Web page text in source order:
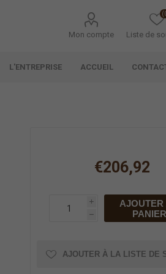
Mon compte Liste de
L'ENTREPRISE ACCUEIL
€206,92
i
h
AJOUTER
PANIER
AJOUTER À LA LISTE DE